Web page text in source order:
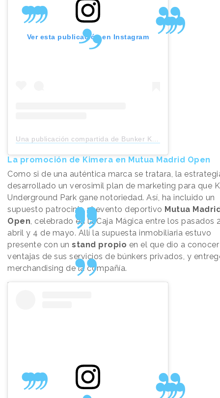
Ver esta publicación en Instagram
Una publicación compartida de Bunker Kimera (@bunkerkimera)
La promoción de Kimera en Mutua Madrid Open
Como si de una auténtica marca se tratara, la
desarrollado un verosimil plan de marketing para que
Underground Park gane notoriedad. Así, ha incluido un
supuesto patrocinio al evento deportivo Mutua
Open, celebrado en la Caja Mágica entre los pasados
abril y 4 de mayo. Allí la supuesta inmobiliaria estuvo
presente con un stand propio en el que dio a
ventajas de sus servicios de búnkers privados, y
merchandising de la compañía.